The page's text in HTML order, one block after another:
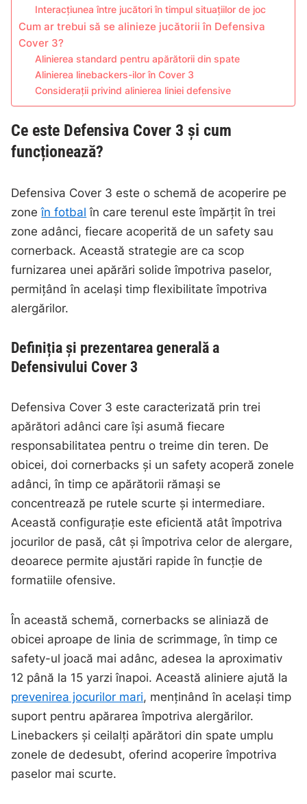
Interacțiunea între jucători în timpul situațiilor de joc
Cum ar trebui să se alinieze jucătorii în Defensiva
Cover 3?
Alinierea standard pentru apărătorii din spate
Alinierea linebackers-ilor în Cover 3
Considerații privind alinierea liniei defensive
Ce este Defensiva Cover 3 și cum
funcționează?
Defensiva Cover 3 este o schemă de acoperire pe
zoneîn fotbal în care terenul este împărțit în trei
zone adânci, fiecare acoperită de un safety sau
cornerback. Această strategie are ca scop
furnizarea unei apărări solide împotriva paselor,
permițând în același timp flexibilitate împotriva
alergărilor.
Definiția și prezentarea generală a
Defensivului Cover 3
Defensiva Cover 3 este caracterizată prin trei
apărători adânci care își asumă fiecare
responsabilitatea pentru o treime din teren. De
obicei, doi cornerbacks și un safety acoperă zonele
adânci, în timp ce apărătorii rămași se
concentrează pe rutele scurte și intermediare.
Această configurație este eficientă atât împotriva
jocurilor de pasă, cât și împotriva celor de alergare,
deoarece permite ajustări rapide în funcție de
formatiile ofensive.
În această schemă, cornerbacks se aliniază de
obicei aproape de linia de scrimmage, în timp ce
safety-ul joacă mai adânc, adesea la aproximativ
12 până la 15 yarzi înapoi. Această aliniere ajută la
prevenirea jocurilor mari, menținând în același timp
suport pentru apărarea împotriva alergărilor.
Linebackers și ceilalți apărători din spate umplu
zonele de dedesubt, oferind acoperire împotriva
paselor mai scurte.